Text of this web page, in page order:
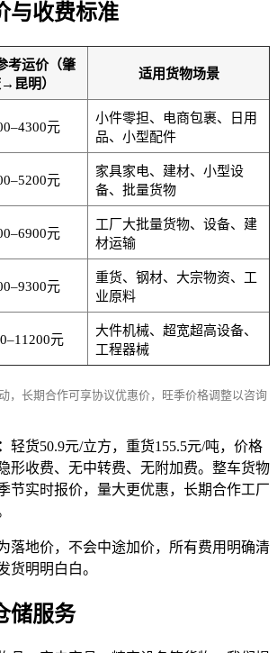
与收费标准
考运价（肇
昆明）
适用货物场景
元
小件零担、电商包裹、日用
品、小型配件
元
家具家电、建材、小型设
备、批量货物
元
工厂大批量货物、设备、建
材运输
元
重货、钢材、大宗物资、工
业原料
元
大件机械、超宽超高设备、
工程器械
，长期合作可享协议优惠价，旺季价格调整以咨询
轻货50.9元/立方，重货155.5元/吨，价格
形收费、无中转费、无附加费。整车货物
节实时报价，量大更优惠，长期合作工厂
落地价，不会中途加价，所有费用明确清
货明明白白。
储服务